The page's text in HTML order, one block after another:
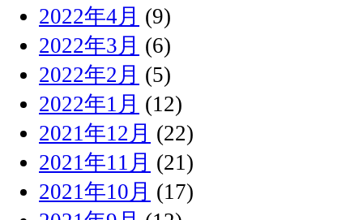
2022年4月 (9)
2022年3月 (6)
2022年2月 (5)
2022年1月 (12)
2021年12月 (22)
2021年11月 (21)
2021年10月 (17)